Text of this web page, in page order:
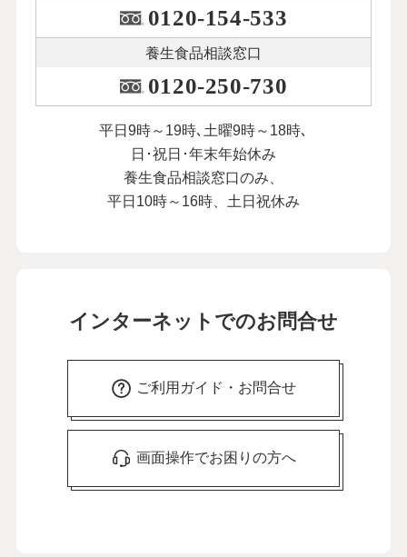
0120-154-533
養生食品相談窓口
0120-250-730
平日9時～19時､土曜9時～18時､
日･祝日･年末年始休み
養生食品相談窓口のみ、
平日10時～16時、土日祝休み
インターネットでのお問合せ
ご利用ガイド・お問合せ
画面操作でお困りの方へ